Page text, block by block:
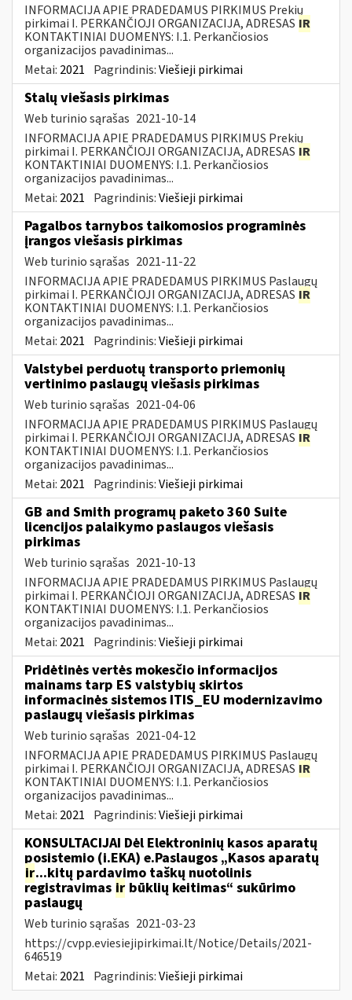
INFORMACIJA APIE PRADEDAMUS PIRKIMUS Prekių
pirkimai I. PERKANČIOJI ORGANIZACIJA, ADRESAS IR
KONTAKTINIAI DUOMENYS: I.1. Perkančiosios
organizacijos pavadinimas...
Metai: 2021 Pagrindinis:Viešieji pirkimai
Stalų viešasis pirkimas
Web turinio sąrašas 2021-10-14
INFORMACIJA APIE PRADEDAMUS PIRKIMUS Prekių
pirkimai I. PERKANČIOJI ORGANIZACIJA, ADRESAS IR
KONTAKTINIAI DUOMENYS: I.1. Perkančiosios
organizacijos pavadinimas...
Metai: 2021 Pagrindinis:Viešieji pirkimai
Pagalbos tarnybos taikomosios programinės
įrangos viešasis pirkimas
Web turinio sąrašas 2021-11-22
INFORMACIJA APIE PRADEDAMUS PIRKIMUS Paslaugų
pirkimai I. PERKANČIOJI ORGANIZACIJA, ADRESAS IR
KONTAKTINIAI DUOMENYS: I.1. Perkančiosios
organizacijos pavadinimas...
Metai: 2021 Pagrindinis:Viešieji pirkimai
Valstybei perduotų transporto priemonių
vertinimo paslaugų viešasis pirkimas
Web turinio sąrašas 2021-04-06
INFORMACIJA APIE PRADEDAMUS PIRKIMUS Paslaugų
pirkimai I. PERKANČIOJI ORGANIZACIJA, ADRESAS IR
KONTAKTINIAI DUOMENYS: I.1. Perkančiosios
organizacijos pavadinimas...
Metai: 2021 Pagrindinis:Viešieji pirkimai
GB and Smith programų paketo 360 Suite
licencijos palaikymo paslaugos viešasis
pirkimas
Web turinio sąrašas 2021-10-13
INFORMACIJA APIE PRADEDAMUS PIRKIMUS Paslaugų
pirkimai I. PERKANČIOJI ORGANIZACIJA, ADRESAS IR
KONTAKTINIAI DUOMENYS: I.1. Perkančiosios
organizacijos pavadinimas...
Metai: 2021 Pagrindinis:Viešieji pirkimai
Pridėtinės vertės mokesčio informacijos
mainams tarp ES valstybių skirtos
informacinės sistemos ITIS_EU modernizavimo
paslaugų viešasis pirkimas
Web turinio sąrašas 2021-04-12
INFORMACIJA APIE PRADEDAMUS PIRKIMUS Paslaugų
pirkimai I. PERKANČIOJI ORGANIZACIJA, ADRESAS IR
KONTAKTINIAI DUOMENYS: I.1. Perkančiosios
organizacijos pavadinimas...
Metai: 2021 Pagrindinis:Viešieji pirkimai
KONSULTACIJAI Dėl Elektroninių kasos aparatų
posistemio (i.EKA) e.Paslaugos „Kasos aparatų
ir...kitų pardavimo taškų nuotolinis
registravimas ir būklių keitimas“ sukūrimo
paslaugų
Web turinio sąrašas 2021-03-23
https://cvpp.eviesiejipirkimai.lt/Notice/Details/2021-
646519
Metai: 2021 Pagrindinis:Viešieji pirkimai